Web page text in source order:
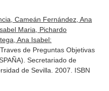
Cameán Fernández, Ana
Maria, Pichardo
Ana Isabel:
de Preguntas Objetivas
Secretariado de
de Sevilla. 2007. ISBN